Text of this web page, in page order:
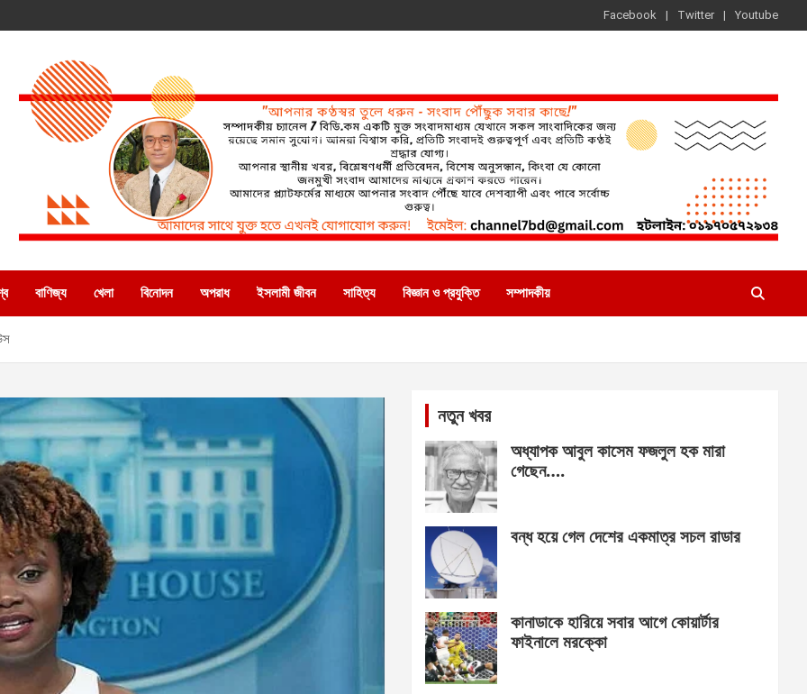
Facebook Twitter Youtube
বাণিজ্য খেলা বিনোদন অপরাধ ইসলামী জীবন সাহিত্য বিজ্ঞান ও প্রযুক্তি সম্পাদকীয়
নতুন খবর
অধ্যাপক আবুল কাসেম ফজলুল হক মারা
গেছেন….
বন্ধ হয়ে গেল দেশের একমাত্র সচল রাডার
কানাডাকে হারিয়ে সবার আগে কোয়ার্টার
ফাইনালে মরক্কো